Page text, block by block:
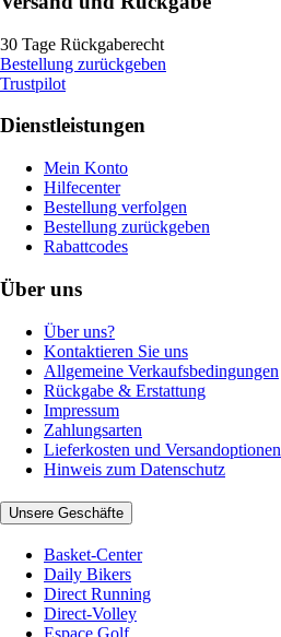
30 Tage Rückgaberecht
Bestellung zurückgeben
Trustpilot
Dienstleistungen
Mein Konto
Hilfecenter
Bestellung verfolgen
Bestellung zurückgeben
Rabattcodes
Über uns
Über uns?
Kontaktieren Sie uns
Allgemeine Verkaufsbedingungen
Rückgabe & Erstattung
Impressum
Zahlungsarten
Lieferkosten und Versandoptionen
Hinweis zum Datenschutz
Unsere Geschäfte
Basket-Center
Daily Bikers
Direct Running
Direct-Volley
Espace Golf